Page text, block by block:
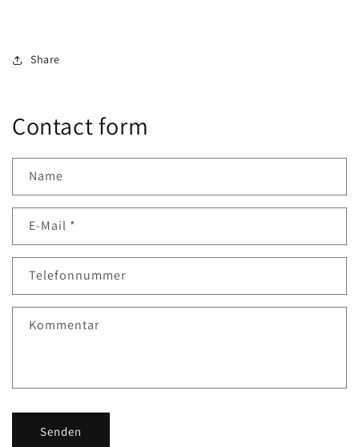
Share
Contact form
Name
E-Mail *
Telefonnummer
Kommentar
Senden